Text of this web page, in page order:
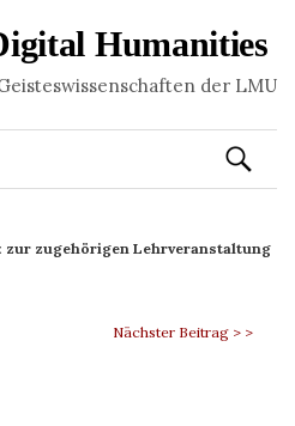
Humanities
der LMU
Suchen
nach:
zur zugehörigen Lehrveranstaltung
Nächster Beitrag > >